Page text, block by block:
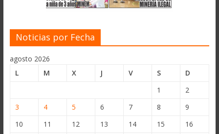
Noticias por Fecha
agosto 2026
L
M X J V S
D
1
2
3
4 5 6 7 8
9
10
11 12 13 14 15
16